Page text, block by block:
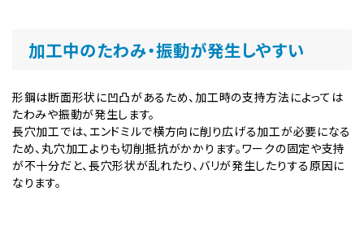
加工中のたわみ・振動が発生しやすい
形鋼は断面形状に凹凸があるため、加工時の支持方法によっては
たわみや振動が発生します。
長穴加工では、エンドミルで横方向に削り広げる加工が必要になる
ため、丸穴加工よりも切削抵抗がかかります。ワークの固定や支持
が不十分だと、長穴形状が乱れたり、バリが発生したりする原因に
なります。